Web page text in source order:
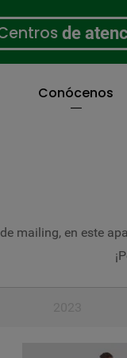
de
Conócenos
mailing, en este